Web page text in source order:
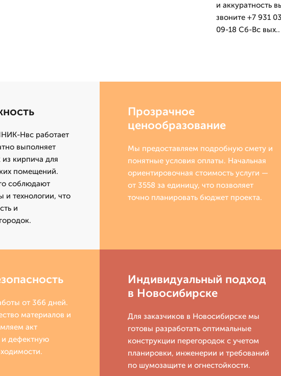
и аккуратность
звоните +7 931
09-18 Сб-Вс вых..
Нвс работает
выполняет
кирпича для
помещений.
соблюдают
и технологии, что
и
Прозрачное
ценообразование
Мы предоставляем подробную смету и
понятные условия оплаты. Начальная
ориентировочная стоимость услуги —
от 3558 за единицу, что позволяет
точно планировать бюджет проекта.
от 366 дней.
материалов и
акт
дефектную
Индивидуальный подход
в Новосибирске
Для заказчиков в Новосибирске мы
готовы разработать оптимальные
конструкции перегородок с учетом
планировки, инженерии и требований
по шумозащите и огнестойкости.